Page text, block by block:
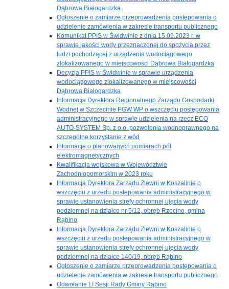
Dąbrowa Białogardzka
Ogłoszenie o zamiarze przeprowadzenia postępowania o
udzielenie zamówienia w zakresie transportu publicznego
Komunikat PPIS w Świdwinie z dnia 15.09.2023 r. w
sprawie jakości wody przeznaczonej do spożycia przez
ludzi pochodzącej z urządzenia wodociągowego
zlokalizowanego w miejscowości Dąbrowa Białogardzka
Decyzja PPIS w Świdwinie w sprawie urządzenia
wodociągowego zlokalizowanego w miejscowości
Dąbrowa Białogardzka
Informacja Dyrektora Regionalnego Zarządu Gospodarki
Wodnej w Szczecinie PGW WP o wszczęciu postępowania
administracyjnego w sprawie udzielenia na rzecz ECO
AUTO-SYSTEM Sp. z o.o. pozwolenia wodnoprawnego na
szczególne korzystanie z wód
Informacje o planowanych pomiarach pól
elektromagnetycznych
Kwalifikacja wojskowa w Województwie
Zachodniopomorskim w 2023 roku
Informacja Dyrektora Zarządu Zlewni w Koszalinie o
wszczęciu z urzędu postępowania administracyjnego w
sprawie ustanowienia strefy ochronnej ujęcia wody
podziemnej na działce nr 5/12, obręb Rzecino, gmina
Rąbino
Informacja Dyrektora Zarządu Zlewni w Koszalinie o
wszczęciu z urzędu postępowania administracyjnego w
sprawie ustanowienia strefy ochronnej ujęcia wody
podziemnej na działce 140/19, obręb Rąbino
Ogłoszenie o zamiarze przeprowadzenia postępowania o
udzielenie zamówienia w zakresie transportu publicznego
Odwołanie LI Sesji Rady Gminy Rąbino